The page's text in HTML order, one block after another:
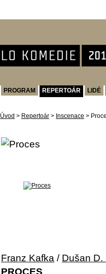
PROGRAM REPERTOÁR
LIDÉ
Úvod > Repertoár > Inscenace >
Franz Kafka / Dušan
PROCES